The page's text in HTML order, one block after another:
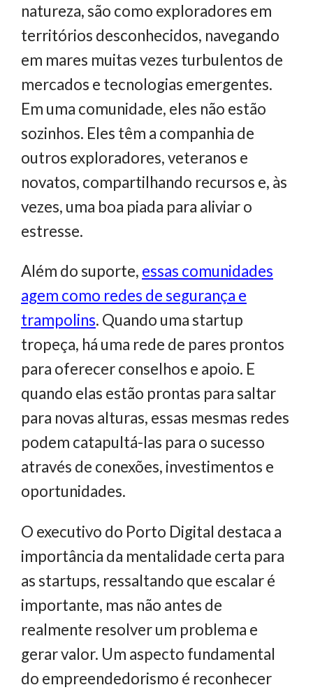
natureza, são como exploradores em
territórios desconhecidos, navegando
em mares muitas vezes turbulentos de
mercados e tecnologias emergentes.
Em uma comunidade, eles não estão
sozinhos. Eles têm a companhia de
outros exploradores, veteranos e
novatos, compartilhando recursos e, às
vezes, uma boa piada para aliviar o
estresse.
Além do suporte, essas comunidades
agem como redes de segurança e
trampolins. Quando uma startup
tropeça, há uma rede de pares prontos
para oferecer conselhos e apoio. E
quando elas estão prontas para saltar
para novas alturas, essas mesmas redes
podem catapultá-las para o sucesso
através de conexões, investimentos e
oportunidades.
O executivo do Porto Digital destaca a
importância da mentalidade certa para
as startups, ressaltando que escalar é
importante, mas não antes de
realmente resolver um problema e
gerar valor. Um aspecto fundamental
do empreendedorismo é reconhecer